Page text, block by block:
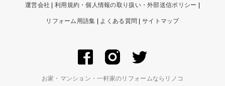
運営会社 利用規約・個人情報の取り扱い・外部送信ポリシー
リフォーム用語集 よくある質問 サイトマップ
お家・マンション・一軒家のリフォームならリノコ